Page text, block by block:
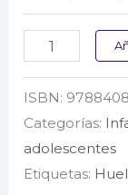
Una
de
rosas
y
espinas
ISBN:
Categorías:
adolescentes
Etiquetas: